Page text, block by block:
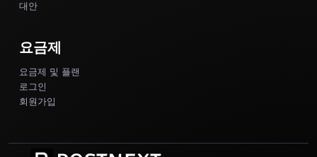
대안
요금제
요금제 및 플랜
로그인
회원가입